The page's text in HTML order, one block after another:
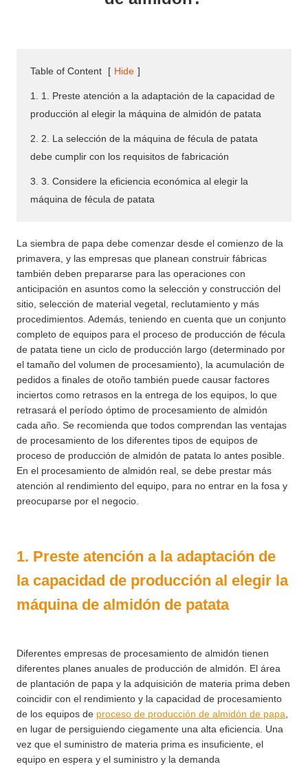
Table of Content [ Hide ]
1. 1. Preste atención a la adaptación de la capacidad de
producción al elegir la máquina de almidón de patata
2. 2. La selección de la máquina de fécula de patata
debe cumplir con los requisitos de fabricación
3. 3. Considere la eficiencia económica al elegir la
máquina de fécula de patata
La siembra de papa debe comenzar desde el comienzo de la
primavera, y las empresas que planean construir fábricas
también deben prepararse para las operaciones con
anticipación en asuntos como la selección y construcción del
sitio, selección de material vegetal, reclutamiento y más
procedimientos. Además, teniendo en cuenta que un conjunto
completo de equipos para el proceso de producción de fécula
de patata tiene un ciclo de producción largo (determinado por
el tamaño del volumen de procesamiento), la acumulación de
pedidos a finales de otoño también puede causar factores
inciertos como retrasos en la entrega de los equipos, lo que
retrasará el período óptimo de procesamiento de almidón
cada año. Se recomienda que todos comprendan las ventajas
de procesamiento de los diferentes tipos de equipos de
proceso de producción de almidón de patata lo antes posible.
En el procesamiento de almidón real, se debe prestar más
atención al rendimiento del equipo, para no entrar en la fosa y
preocuparse por el negocio.
1. Preste atención a la adaptación de
la capacidad de producción al elegir la
máquina de almidón de patata
Diferentes empresas de procesamiento de almidón tienen
diferentes planes anuales de producción de almidón. El área
de plantación de papa y la adquisición de materia prima deben
coincidir con el rendimiento y la capacidad de procesamiento
de los equipos de proceso de producción de almidón de papa
en lugar de persiguiendo ciegamente una alta eficiencia. Una
vez que el suministro de materia prima es insuficiente, el
equipo en espera y el suministro y la demanda